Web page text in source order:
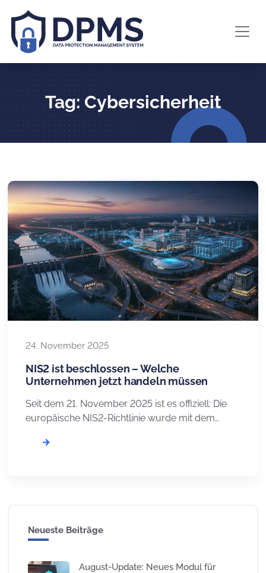
Tag: Cybersicherheit
24. November 2025
NIS2 ist beschlossen – Welche
Unternehmen jetzt handeln müssen
Seit dem 21. November 2025 ist es offiziell: Die
europäische NIS2-Richtlinie wurde mit dem
im Fokus steht die vollständige Neufassung des
Neueste Beiträge
August-Update: Neues Modul für